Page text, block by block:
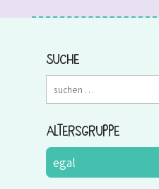
Suche
Altersgruppe